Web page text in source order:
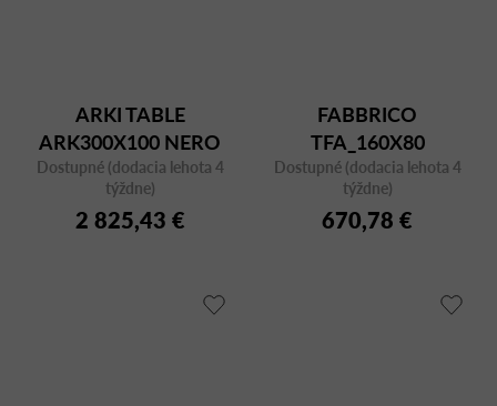
ARKI TABLE
ARK300X100 NERO
FMPNE
Dostupné (dodacia lehota 4
týždne)
2 825,43 €
FABBRICO
TFA_160X80
TRANSPARENT
Dostupné (dodacia lehota 4
týždne)
670,78 €